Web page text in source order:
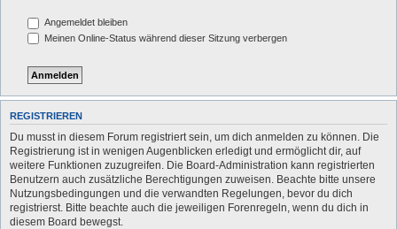
Angemeldet bleiben
Meinen Online-Status während dieser Sitzung verbergen
REGISTRIEREN
Du musst in diesem Forum registriert sein, um dich anmelden zu können. Die
Registrierung ist in wenigen Augenblicken erledigt und ermöglicht dir, auf
weitere Funktionen zuzugreifen. Die Board-Administration kann registrierten
Benutzern auch zusätzliche Berechtigungen zuweisen. Beachte bitte unsere
Nutzungsbedingungen und die verwandten Regelungen, bevor du dich
registrierst. Bitte beachte auch die jeweiligen Forenregeln, wenn du dich in
diesem Board bewegst.